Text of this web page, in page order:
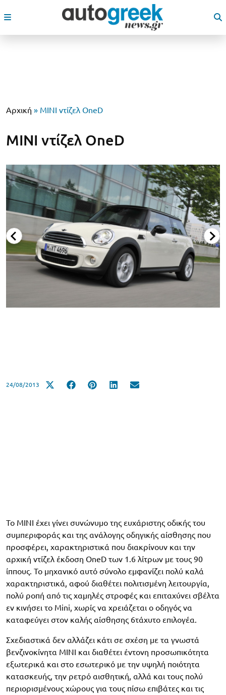
Αρχική » MINI ντίζελ OneD
MINI ντίζελ OneD
24/08/2013
Το MINI έχει γίνει συνώνυμο της ευχάριστης οδικής του
συμπεριφοράς και της ανάλογης οδηγικής αίσθησης που
προσφέρει, χαρακτηριστικά που διακρίνουν και την
αρχική ντίζελ έκδοση OneD των 1.6 λίτρων με τους 90
ίππους. Το μηχανικό αυτό σύνολο εμφανίζει πολύ καλά
χαρακτηριστικά, αφού διαθέτει πολιτισμένη λειτουργία,
πολύ ροπή από τις χαμηλές στροφές και επιταχύνει σβέλτα
εν κινήσει το Mini, χωρίς να χρειάζεται ο οδηγός να
καταφεύγει στον καλής αίσθησης 6τάχυτο επιλογέα.
Σχεδιαστικά δεν αλλάζει κάτι σε σχέση με τα γνωστά
βενζινοκίνητα MINI και διαθέτει έντονη προσωπικότητα
εξωτερικά και στο εσωτερικό με την υψηλή ποιότητα
κατασκευής, την ρετρό αισθητική, αλλά και τους πολύ
περιορισμένους χώρους για τους πίσω επιβάτες και τις